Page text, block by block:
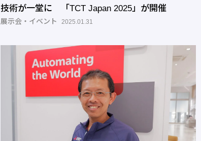
技術が一堂に 「TCT Japan 2025」が開催
展示会・イベント 2025.01.31